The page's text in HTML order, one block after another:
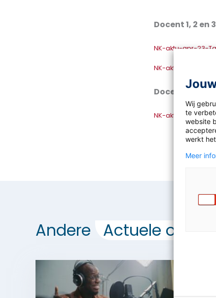
Docent 1, 2 en
NK-aktu-apr-23-
NK-aktu-apr-23-
Docent 1 en 2
NK-aktu-apr-23-
Andere Actuele
Wij
te
website
werkt
Meer